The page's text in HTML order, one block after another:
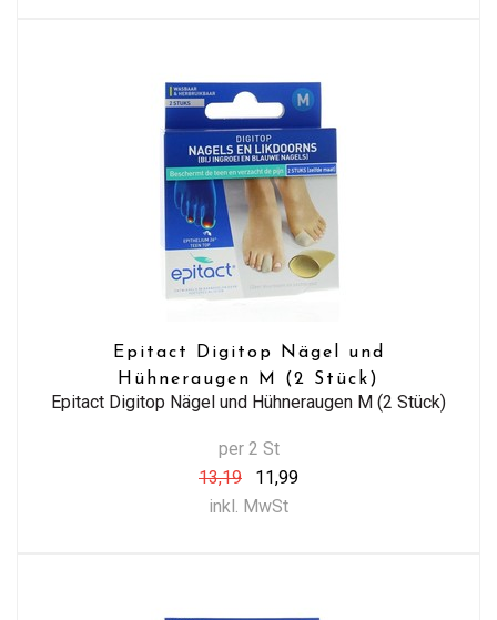
Epitact Digitop Nägel und
Hühneraugen M (2 Stück)
Epitact Digitop Nägel und Hühneraugen M (2 Stück)
per 2 St
13,19
11,99
inkl. MwSt